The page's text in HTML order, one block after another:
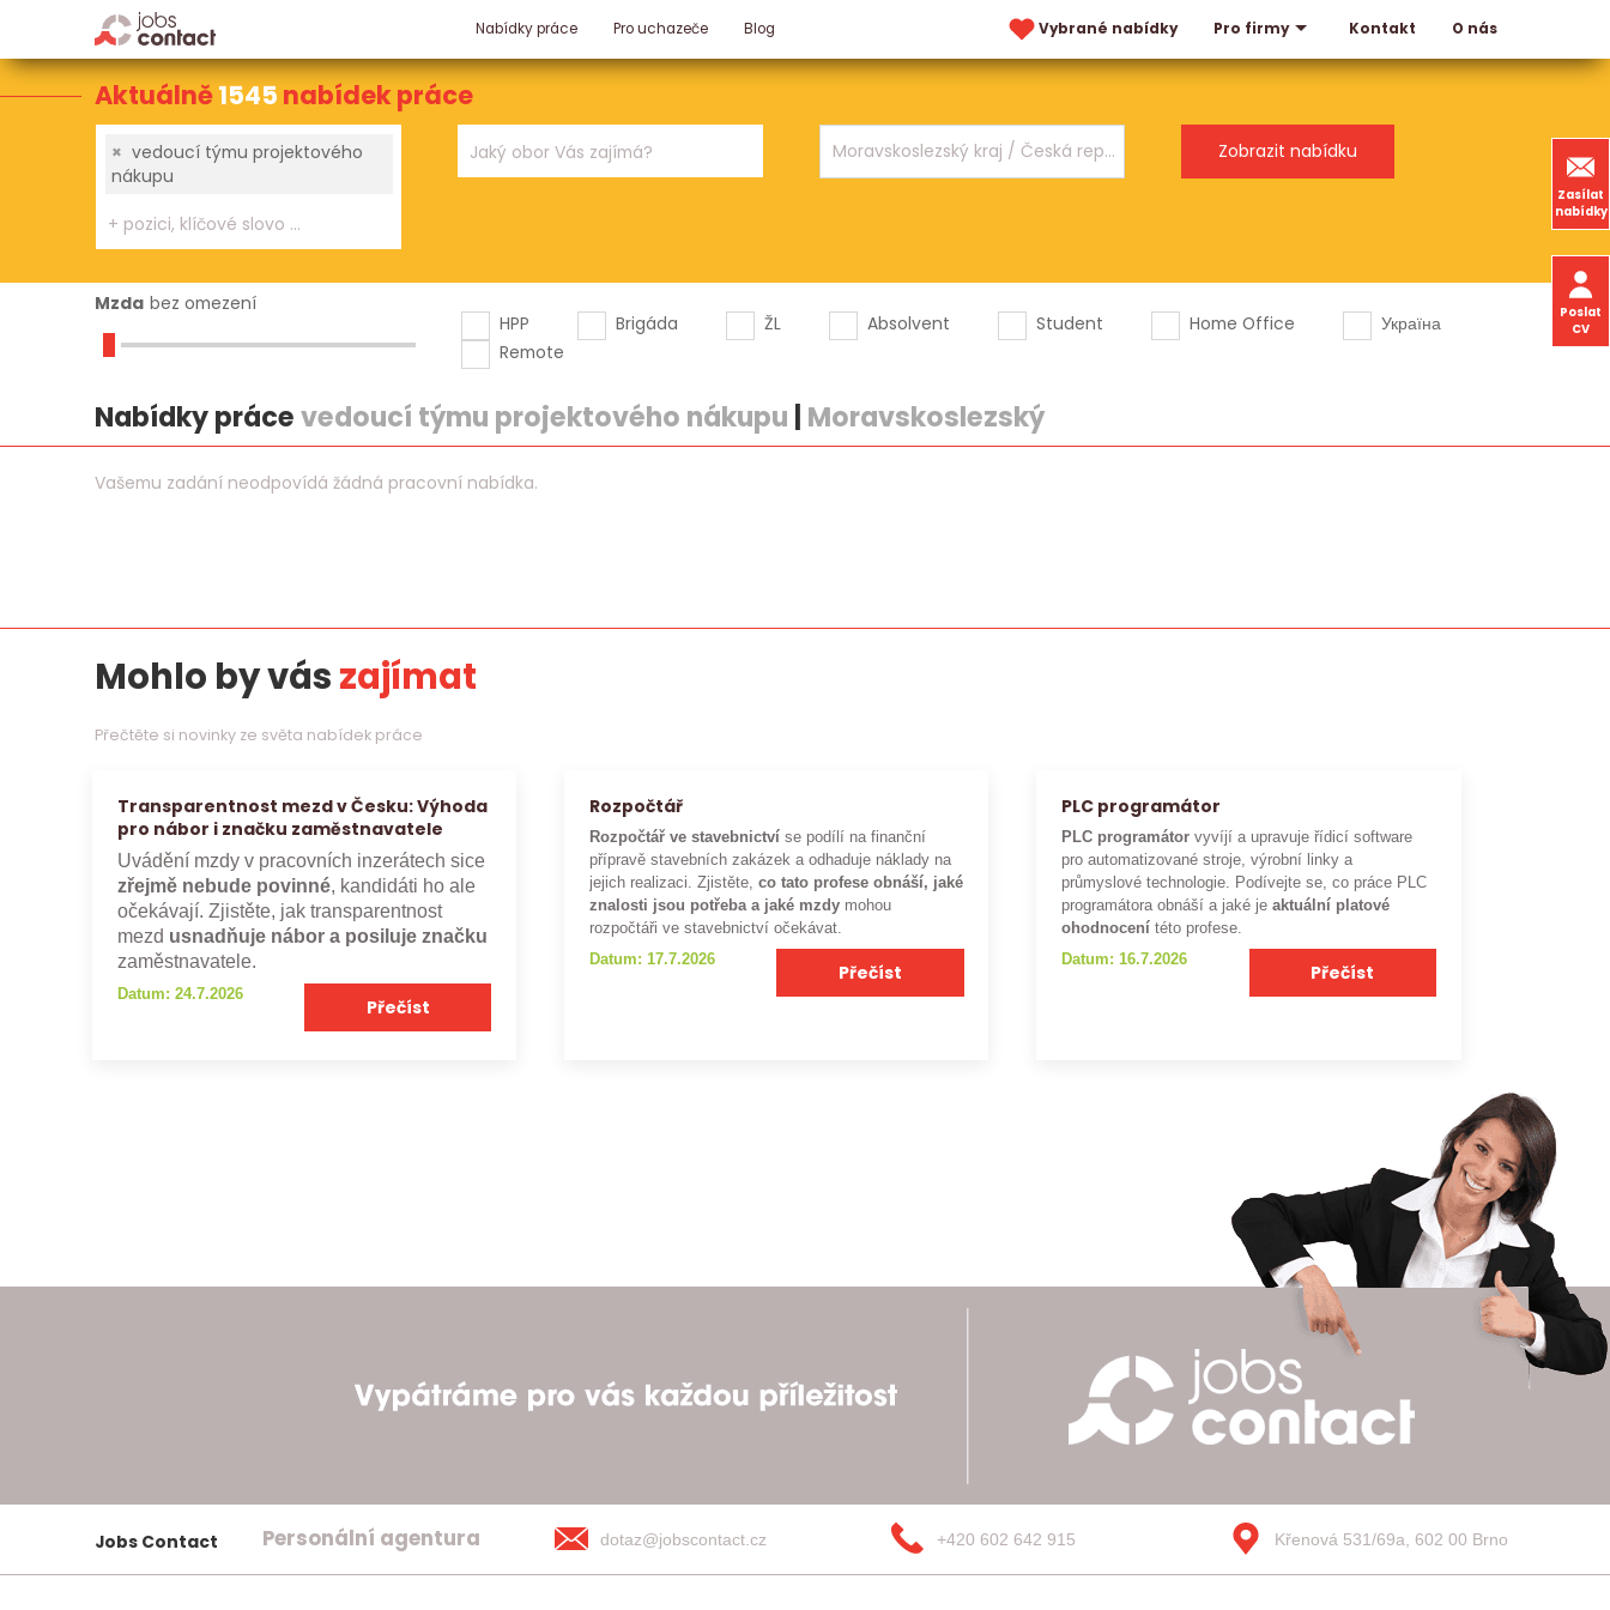
Nabídky práce Pro uchazeče Blog Vybrané nabídky Pro firmy Kontakt O nás
Zasílat
nabídky
Poslat
CV
Aktuálně1545 nabídek práce
× vedoucí týmu projektového
nákupu
Mzda bez omezení
HPP
Brigáda ŽL Absolvent Student Home Office
Україна
Remote
Nabídky prácevedoucí týmu projektového nákupu Moravskoslezský
Vašemu zadání neodpovídá žádná pracovní nabídka.
Mohlo by vászajímat
Přečtěte si novinky ze světa nabídek práce
Transparentnost mezd v Česku: Výhoda
pro nábor i značku zaměstnavatele
Uvádění mzdy v pracovních inzerátech sice
zřejmě nebude povinné, kandidáti ho ale
očekávají. Zjistěte, jak transparentnost
mezd usnadňuje nábor a posiluje značku
zaměstnavatele.
Datum: 24.7.2026
Přečíst
Rozpočtář
Rozpočtář ve stavebnictví se podílí na finanční
přípravě stavebních zakázek a odhaduje náklady na
jejich realizaci. Zjistěte,co tato profese obnáší, jaké
znalosti jsou potřeba a jaké mzdy mohou
rozpočtáři ve stavebnictví očekávat.
Datum: 17.7.2026
Přečíst
PLC programátor
PLC programátor vyvíjí a upravuje řídicí software
pro automatizované stroje, výrobní linky a
průmyslové technologie. Podívejte se, co práce PLC
programátora obnáší a jaké je aktuální platové
ohodnocení této profese.
Datum: 16.7.2026
Přečíst
Jobs Contact Personální agentura dotaz@jobscontact.cz +420 602 642 915 Křenová 531/69a, 602 00 Brno